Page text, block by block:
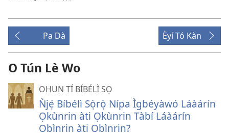
Pa Dà Èyí Tó Kàn
O Tún Lè Wo
OHUN TÍ BÍBÉLÌ SỌ
Ǹjẹ́ Bíbélì Sọ̀rọ̀ Nípa Ìgbéyàwó Láàárín
Ọkùnrin àti Ọkùnrin Tàbí Láàárín
Obìnrin àti Obìnrin?